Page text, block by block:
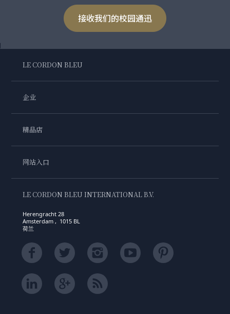
接收我们的校园通迅
LE CORDON BLEU
企业
精品店
网站入口
LE CORDON BLEU INTERNATIONAL B.V.
Herengracht 28
Amsterdam , 1015 BL
荷兰